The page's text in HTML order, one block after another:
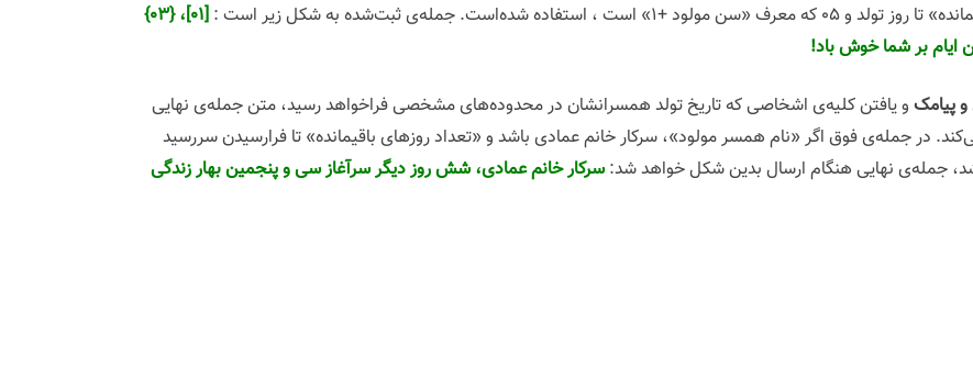
[۰۱]، {۰۳}
و پیامک و یافتن کلیه‌ی اشخاصی که تاریخ تولد همسرانشان در محدوده‌های مشخصی فراخواهد رسید، متن جمله‌ی نهایی
در جمله‌ی فوق اگر «نام همسر مولود»، سرکار خانم عمادی باشد و «تعداد روزهای باقیمانده» تا فرارسیدن سررسید
سرکار خانم عمادی، شش روز دیگر سرآغاز سی و پنجمین بهار زندگی